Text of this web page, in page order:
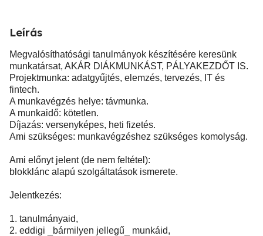
Leírás
Megvalósíthatósági tanulmányok készítésére keresünk
munkatársat, AKÁR DIÁKMUNKÁST, PÁLYAKEZDŐT IS.
Projektmunka: adatgyűjtés, elemzés, tervezés, IT és
fintech.
A munkavégzés helye: távmunka.
A munkaidő: kötetlen.
Díjazás: versenyképes, heti fizetés.
Ami szükséges: munkavégzéshez szükséges komolyság.
Ami előnyt jelent (de nem feltétel):
blokklánc alapú szolgáltatások ismerete.
Jelentkezés:
1. tanulmányaid,
2. eddigi _bármilyen jellegű_ munkáid,